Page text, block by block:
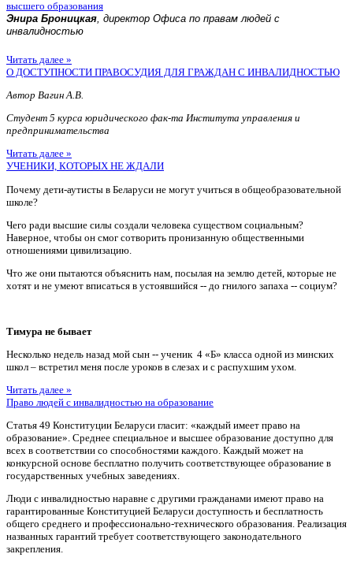
высшего образования
Энира Броницкая, директор Офиса по правам людей с
инвалидностью
Читать далее »
О ДОСТУПНОСТИ ПРАВОСУДИЯ ДЛЯ ГРАЖДАН С ИНВАЛИДНОСТЬЮ
Автор Вагин А.В.
Студент 5 курса юридического фак-та Института управления и
предпринимательства
Читать далее »
УЧЕНИКИ, КОТОРЫХ НЕ ЖДАЛИ
Почему дети-аутисты в Беларуси не могут учиться в общеобразовательной
школе?
Чего ради высшие силы создали человека существом социальным?
Наверное, чтобы он смог сотворить пронизанную общественными
отношениями цивилизацию.
Что же они пытаются объяснить нам, посылая на землю детей, которые не
хотят и не умеют вписаться в устоявшийся -- до гнилого запаха -- социум?
Тимура не бывает
Несколько недель назад мой сын -- ученик 4 «Б» класса одной из минских
школ – встретил меня после уроков в слезах и с распухшим ухом.
Читать далее »
Право людей с инвалидностью на образование
Статья 49 Конституции Беларуси гласит: «каждый имеет право на
образование». Среднее специальное и высшее образование доступно для
всех в соответствии со способностями каждого. Каждый может на
конкурсной основе бесплатно получить соответствующее образование в
государственных учебных заведениях.
Люди с инвалидностью наравне с другими гражданами имеют право на
гарантированные Конституцией Беларуси доступность и бесплатность
общего среднего и профессионально-технического образования. Реализация
названных гарантий требует соответствующего законодательного
закрепления.